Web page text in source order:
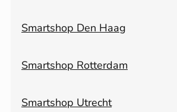
Smartshop Den Haag
Smartshop Rotterdam
Smartshop Utrecht